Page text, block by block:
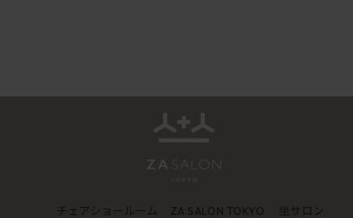
チェアショールーム ZA SALON TOKYO
坐サロン